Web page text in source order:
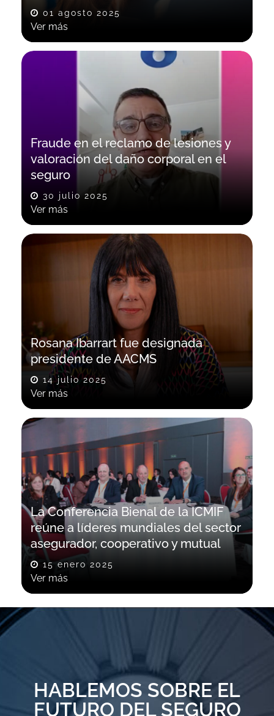
01 agosto 2025
Ver más
Fraude en el reclamo de lesiones y
valoración del daño corporal en el
seguro
30 julio 2025
Ver más
Rosana Ibarrart fue designada
presidente de AACMS
14 julio 2025
Ver más
La Conferencia Bienal de la ICMIF
reúne a líderes mundiales del sector
asegurador, cooperativo y mutual
15 enero 2025
Ver más
HABLEMOS SOBRE EL
FUTURO DEL SEGURO